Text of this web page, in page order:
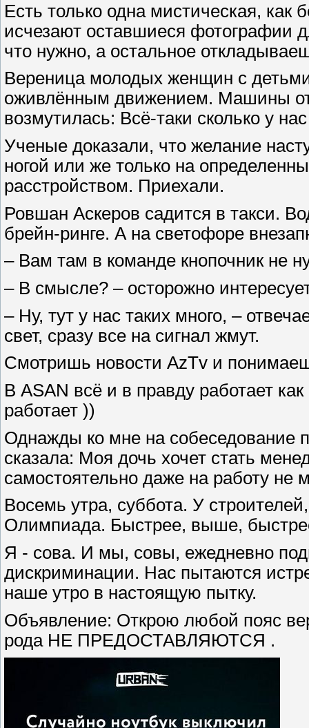
Есть только одна мистическая, как
исчезают оставшиеся фотографии
что нужно, а остальное
Вереница молодых женщин с
оживлённым движением. Машины
возмутилась: Всё-таки сколько у
Ученые доказали, что желание
ногой или же только на
расстройством. Приехали.
Ровшан Аскеров садится в такси.
брейн-ринге. А на светофоре
– Вам там в команде кнопочник не
– В смысле? – осторожно
– Ну, тут у нас таких много, –
свет, сразу все на сигнал жмут.
Смотришь новости AzTv и
В ASAN всё и в правду работает
работает ))
Однажды ко мне на собеседование
сказала: Моя дочь хочет стать
самостоятельно даже на работу не
Восемь утра, суббота. У
Олимпиада. Быстрее, выше,
Я - сова. И мы, совы, ежедневно
дискриминации. Нас пытаются
наше утро в настоящую пытку.
Объявление: Открою любой пояс
рода НЕ ПРЕДОСТАВЛЯЮТСЯ .